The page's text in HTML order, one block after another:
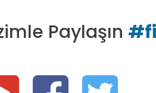
Paylaşın